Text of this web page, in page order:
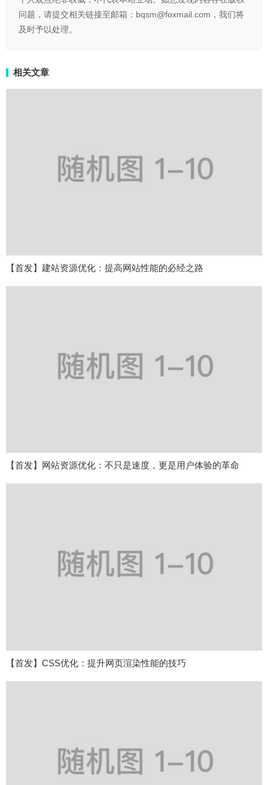
问题，请提交相关链接至邮箱：bqsm@foxmail.com，我们将
及时予以处理。
相关文章
【首发】建站资源优化：提高网站性能的必经之路
【首发】网站资源优化：不只是速度，更是用户体验的革命
【首发】CSS优化：提升网页渲染性能的技巧